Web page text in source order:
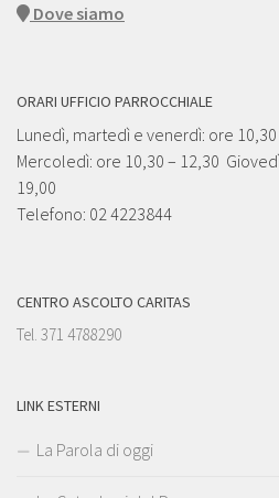
Dove siamo
ORARI UFFICIO PARROCCHIALE
Lunedì, martedì e venerdì: ore
Mercoledì: ore 10,30 – 12,30
19,00
Telefono: 02 4223844
CENTRO ASCOLTO CARITAS
Tel. 371 4788290
LINK ESTERNI
La Parola di oggi